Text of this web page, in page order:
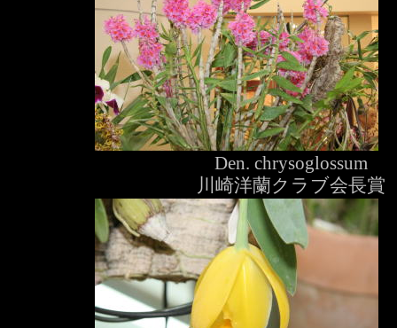
Den. chrysoglossum
川崎洋蘭クラブ会長賞